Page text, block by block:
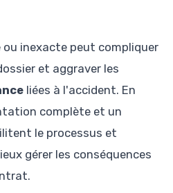
inexacte peut compliquer
et aggraver les
liées à l'accident. En
complète et un
le processus et
gérer les conséquences